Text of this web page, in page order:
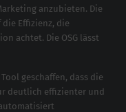
anzubieten. Die
Effizienz, die
achtet. Die OSG lässt
geschaffen, dass die
deutlich effizienter und